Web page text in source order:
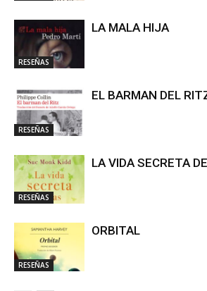
RESEÑAS
LA MALA HIJA
RESEÑAS
EL BARMAN DEL
RESEÑAS
LA VIDA SECRETA
RESEÑAS
ORBITAL